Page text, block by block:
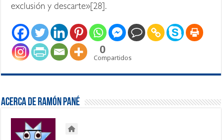
exclusión y descarte»[28].
0
Compartidos
Acerca de Ramón Pané